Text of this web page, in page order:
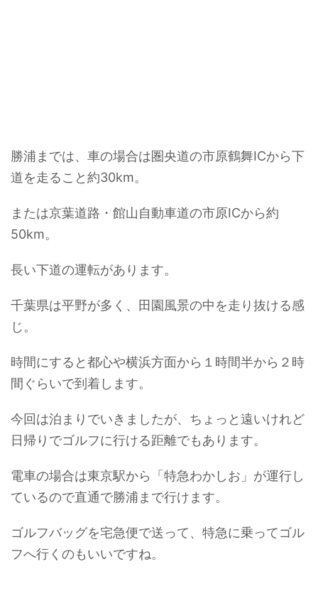
勝浦までは、車の場合は圏央道の市原鶴舞ICから下
道を走ること約30km。
または京葉道路・館山自動車道の市原ICから約
50km。
長い下道の運転があります。
千葉県は平野が多く、田園風景の中を走り抜ける感
じ。
時間にすると都心や横浜方面から１時間半から２時
間ぐらいで到着します。
今回は泊まりでいきましたが、ちょっと遠いけれど
日帰りでゴルフに行ける距離でもあります。
電車の場合は東京駅から「特急わかしお」が運行し
ているので直通で勝浦まで行けます。
ゴルフバッグを宅急便で送って、特急に乗ってゴル
フへ行くのもいいですね。